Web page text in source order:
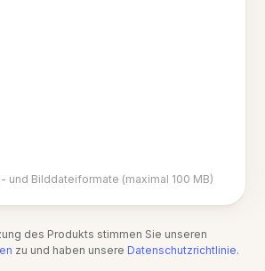
und Bilddateiformate (maximal 100 MB)
des Produkts stimmen Sie unseren
zu und haben unsere Datenschutzrichtlinie.